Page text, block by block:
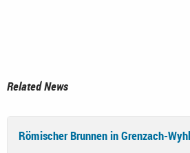
Related News
Römischer Brunnen in Grenzach-